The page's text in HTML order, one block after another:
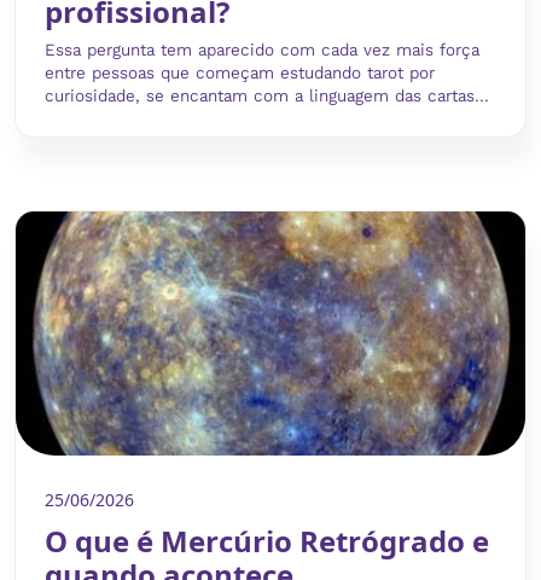
profissional?
Essa pergunta tem aparecido com cada vez mais força
entre pessoas que começam estudando tarot por
curiosidade, se encantam com a linguagem das cartas...
25/06/2026
O que é Mercúrio Retrógrado e